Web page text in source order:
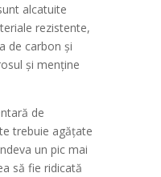
alcatuite
rezistente,
de carbon și
și menține
de
trebuie agățate
un pic mai
să fie ridicată